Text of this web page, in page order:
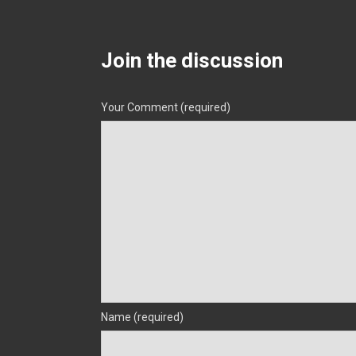
Join the discussion
Your Comment (required)
Name (required)